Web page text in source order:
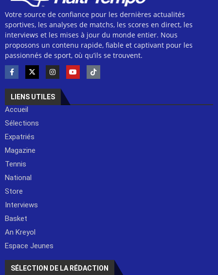
Votre source de confiance pour les dernières actualités
sportives, les analyses de matchs, les scores en direct, les
interviews et les mises à jour du monde entier. Nous
proposons un contenu rapide, fiable et captivant pour les
passionnés de sport, où qu’ils se trouvent.
LIENS UTILES
Accueil
Sélections
Expatriés
Magazine
Tennis
National
Store
Interviews
Basket
An Kreyol
Espace Jeunes
SÉLECTION DE LA RÉDACTION